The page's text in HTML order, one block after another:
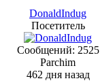
DonaldIndug
Посетитель
Сообщений: 2525
Parchim
462 дня назад